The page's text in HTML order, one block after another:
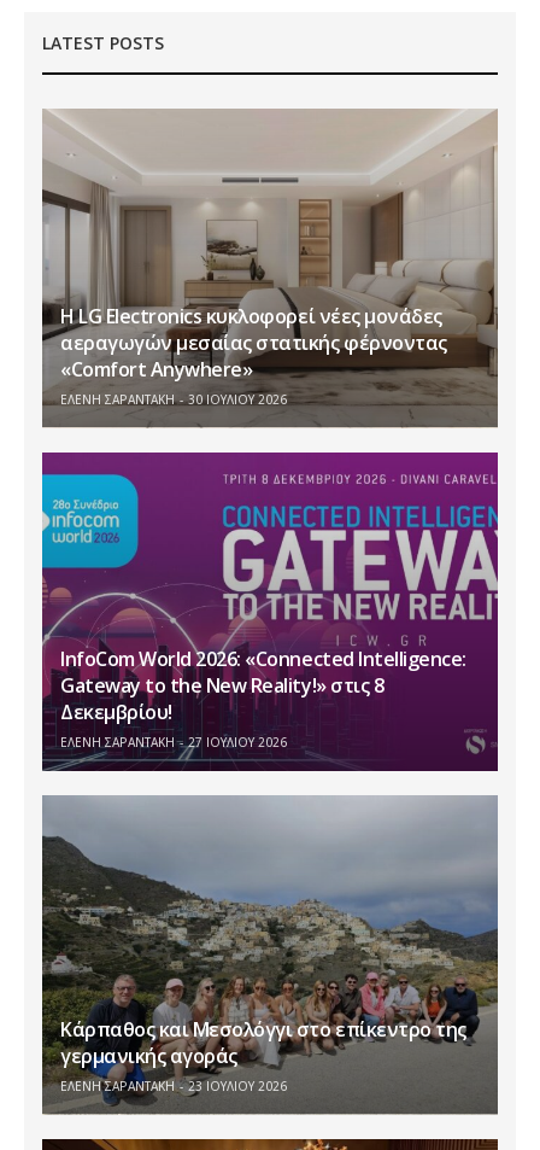
LATEST POSTS
Η LG Electronics κυκλοφορεί νέες μονάδες
αεραγωγών μεσαίας στατικής φέρνοντας
«Comfort Anywhere»
ΕΛΕΝΗ ΣΑΡΑΝΤΑΚΗ 30 ΙΟΥΛΊΟΥ 2026
InfoCom World 2026: «Connected Intelligence:
Gateway to the New Reality!» στις 8
Δεκεμβρίου!
ΕΛΕΝΗ ΣΑΡΑΝΤΑΚΗ 27 ΙΟΥΛΊΟΥ 2026
Κάρπαθος και Μεσολόγγι στο επίκεντρο της
γερμανικής αγοράς
ΕΛΕΝΗ ΣΑΡΑΝΤΑΚΗ 23 ΙΟΥΛΊΟΥ 2026